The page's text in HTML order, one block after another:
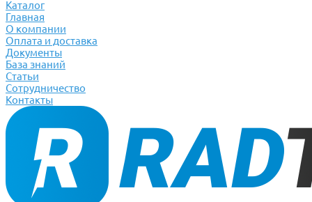
Каталог
Главная
О компании
Оплата и доставка
Документы
База знаний
Статьи
Сотрудничество
Контакты